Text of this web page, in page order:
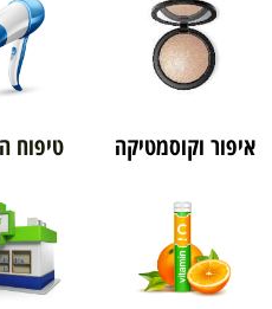
איפור וקוסמטיקה טיפוח